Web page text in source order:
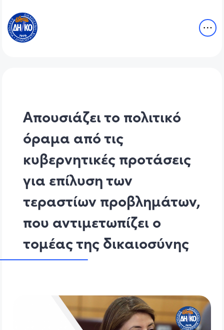
Απουσιάζει το πολιτικό
όραμα από τις
κυβερνητικές προτάσεις
για επίλυση των
τεραστίων προβλημάτων,
που αντιμετωπίζει ο
τομέας της δικαιοσύνης